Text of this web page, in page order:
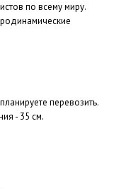
по всему миру.
перевозить.
- 35 см.